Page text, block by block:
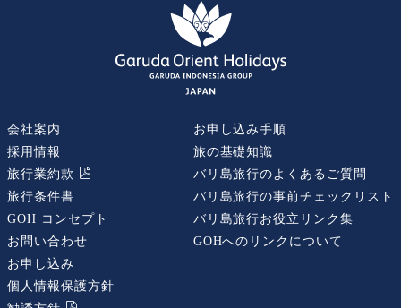
会社案内
採用情報
旅行業約款
旅行条件書
GOH コンセプト
お問い合わせ
お申し込み
個人情報保護方針
お申し込み手順
旅の基礎知識
バリ島旅行のよくあるご質問
バリ島旅行の事前チェックリスト
バリ島旅行お役立リンク集
GOHへのリンクについて